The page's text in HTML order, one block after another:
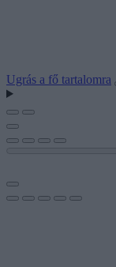
Ugrás a fő tartalomra